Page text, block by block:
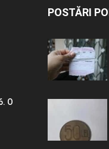
O
POSTĂRI